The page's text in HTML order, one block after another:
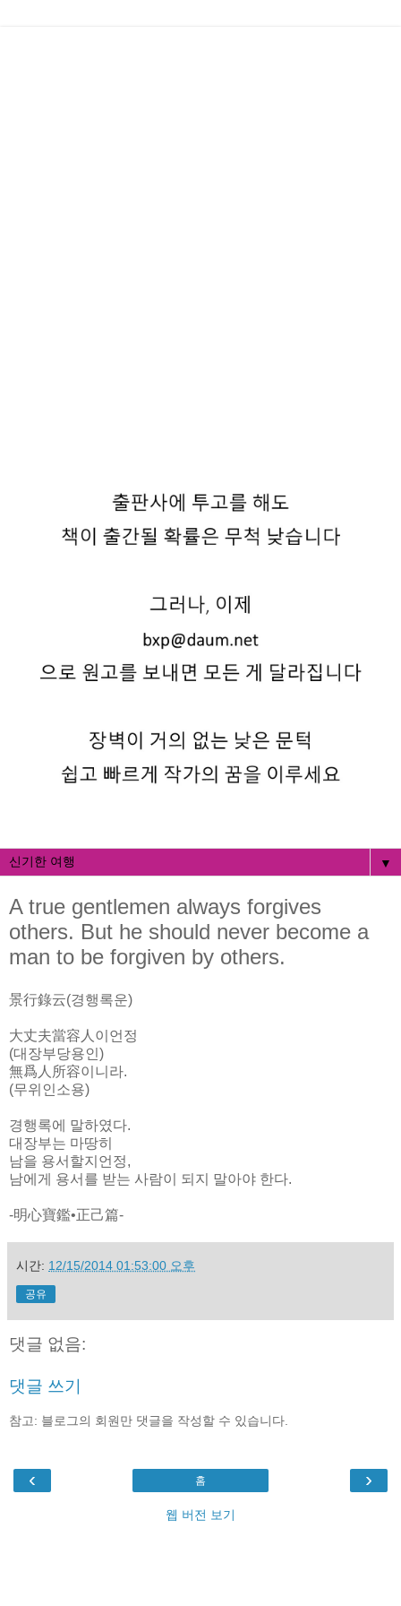
▼
A true gentlemen always forgives
others. But he should never become a
man to be forgiven by others.
景行錄云(경행록운)
大丈夫當容人이언정
(대장부당용인)
無爲人所容이니라.
(무위인소용)
경행록에 말하였다.
대장부는 마땅히
남을 용서할지언정,
남에게 용서를 받는 사람이 되지 말아야 한다.
-明心寶鑑•正己篇-
시간: 12/15/2014 01:53:00 오후
공유
댓글 없음:
댓글 쓰기
참고: 블로그의 회원만 댓글을 작성할 수 있습니다.
‹ ›
홈
웹 버전 보기